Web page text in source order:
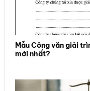
Mẫu Công văn giải
mới nhất?